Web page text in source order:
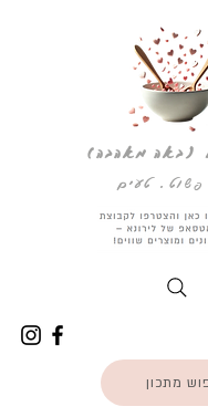
(באה מאהבה)
טעים
מתכון